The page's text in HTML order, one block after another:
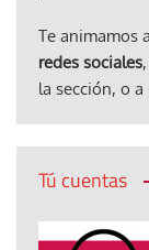
Te animamos
redes sociales
la sección, o a
Tú cuentas